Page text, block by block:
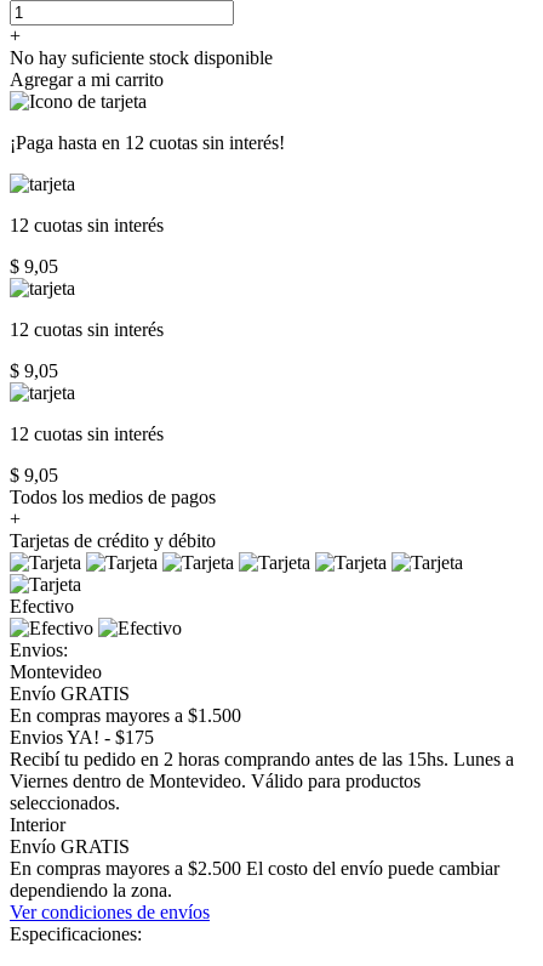
+
No hay suficiente stock disponible
Agregar a mi carrito
¡Paga hasta en 12 cuotas sin interés!
12 cuotas sin interés
$ 9,05
12 cuotas sin interés
$ 9,05
12 cuotas sin interés
$ 9,05
Todos los medios de pagos
+
Tarjetas de crédito y débito
Efectivo
Envios:
Montevideo
Envío GRATIS
En compras mayores a $1.500
Envios YA! - $175
Recibí tu pedido en 2 horas comprando antes de las 15hs. Lunes a
Viernes dentro de Montevideo. Válido para productos
seleccionados.
Interior
Envío GRATIS
En compras mayores a $2.500 El costo del envío puede cambiar
dependiendo la zona.
Ver condiciones de envíos
Especificaciones: